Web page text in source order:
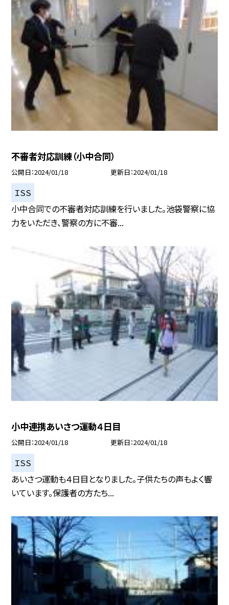
不審者対応訓練（小中合同）
公開日 2024/01/18 更新日 2024/01/18
ＩＳＳ
小中合同での不審者対応訓練を行いました。池袋警察に協
力をいただき、警察の方に不審...
小中連携あいさつ運動４日目
公開日 2024/01/18 更新日 2024/01/18
ＩＳＳ
あいさつ運動も４日目となりました。子供たちの声もよく響
いています。保護者の方たち...